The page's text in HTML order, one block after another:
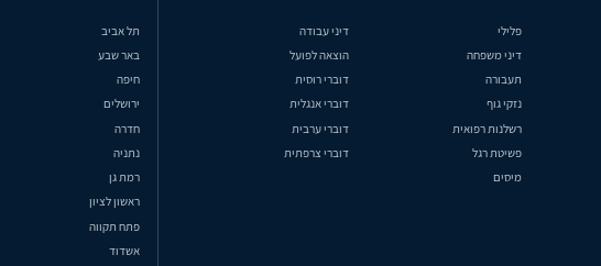
פלילי
דיני עבודה
דיני משפחה
הוצאה לפועל
תעבורה
דוברי רוסית
נזקי גוף
דוברי אנגלית
רשלנות רפואית
דוברי ערבית
פשיטת רגל
דוברי צרפתית
מיסים
תל אביב
באר שבע
חיפה
ירושלים
חדרה
נתניה
רמת גן
ראשון לציון
פתח תקווה
אשדוד